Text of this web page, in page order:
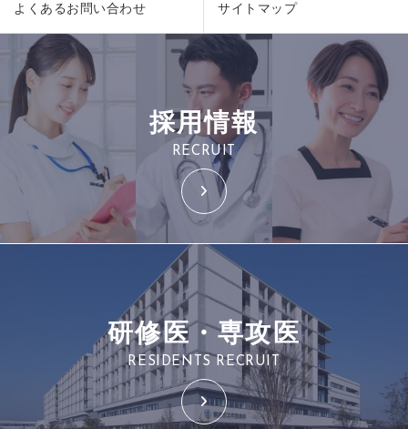
よくあるお問い合わせ サイトマップ
採用情報
RECRUIT
研修医・専攻医
RESIDENTS RECRUIT